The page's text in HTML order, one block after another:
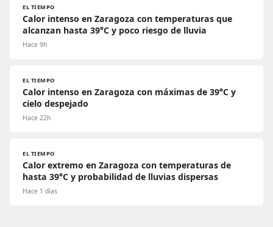
EL TIEMPO
Calor intenso en Zaragoza con temperaturas que
alcanzan hasta 39°C y poco riesgo de lluvia
Hace 9h
EL TIEMPO
Calor intenso en Zaragoza con máximas de 39°C y
cielo despejado
Hace 22h
EL TIEMPO
Calor extremo en Zaragoza con temperaturas de
hasta 39°C y probabilidad de lluvias dispersas
Hace 1 días